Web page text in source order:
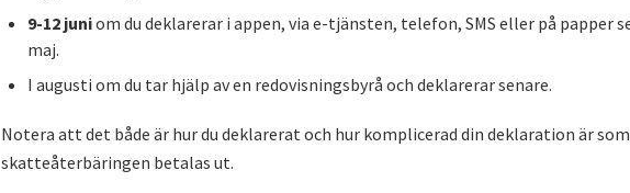
9-12 juniom du deklarerar i appen, via e-tjänsten, telefon, SMS eller på papper
maj.
I augusti om du tar hjälp av en redovisningsbyrå och deklarerar senare.
Notera att det både är hur du deklarerat och hur komplicerad din deklaration är
skatteåterbäringen betalas ut.